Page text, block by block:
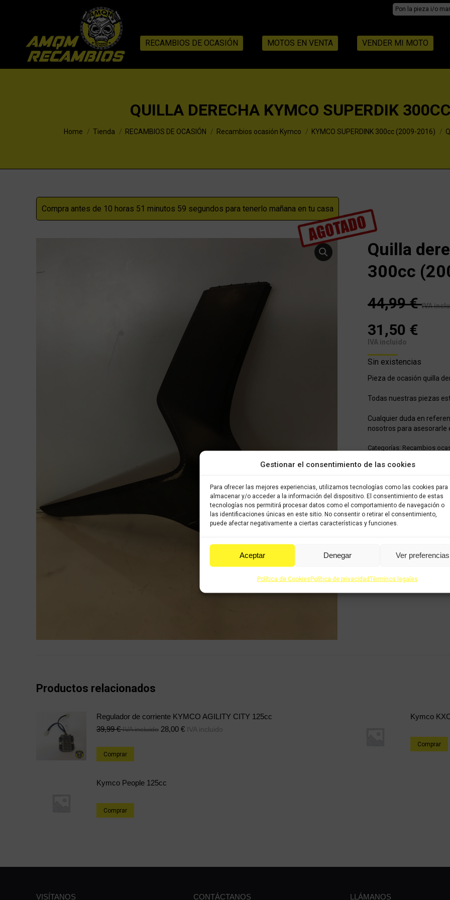
Gestionar el consentimiento de las cookies
Para ofrecer las mejores experiencias, utilizamos tecnologías como las cookies para
almacenar y/o acceder a la información del dispositivo. El consentimiento de estas
tecnologías nos permitirá procesar datos como el comportamiento de navegación o
las identificaciones únicas en este sitio. No consentir o retirar el consentimiento,
puede afectar negativamente a ciertas características y funciones.
Aceptar Denegar Ver preferencias
Política de CookiesPolítica de privacidadTérminos legales
Search:
RECAMBIOS DE OCASIÓN MOTOS EN VENTA VENDER MI MOTO
QUILLA DERECHA KYMCO SUPERDIK
You are here:
Home Tienda RECAMBIOS DE OCASIÓN Recambios ocasión Kymco KYMCO SUPERDINK 300cc (2009-2016)
Compra antes de 10 horas 51 minutos 58 segundos para tenerlo mañana en tu casa
Quilla
300cc
44,99€ IVA
31,50 €
IVA incluido
Sin existencias
Pieza de ocasión quilla
Todas nuestras piezas
Cualquier duda en
nosotros para asesorarle
Categorías: Recambios
SUPERDINK 300cc (2009-
Share this product
Share
Facebook
Productos relacionados
Regulador de corriente KYMCO AGILITY CITY 125cc
39,99€ IVA incluido 28,00 € IVA incluido
Comprar
Kymco
Comprar
Kymco People 125cc
Comprar
VISÍTANOS CONTÁCTANOS LLÁMANOS